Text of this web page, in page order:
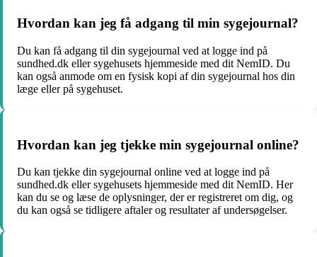
Hvordan kan jeg få adgang til min sygejournal?
Du kan få adgang til din sygejournal ved at logge ind på
sundhed.dk eller sygehusets hjemmeside med dit NemID. Du
kan også anmode om en fysisk kopi af din sygejournal hos din
læge eller på sygehuset.
Hvordan kan jeg tjekke min sygejournal online?
Du kan tjekke din sygejournal online ved at logge ind på
sundhed.dk eller sygehusets hjemmeside med dit NemID. Her
kan du se og læse de oplysninger, der er registreret om dig, og
du kan også se tidligere aftaler og resultater af undersøgelser.